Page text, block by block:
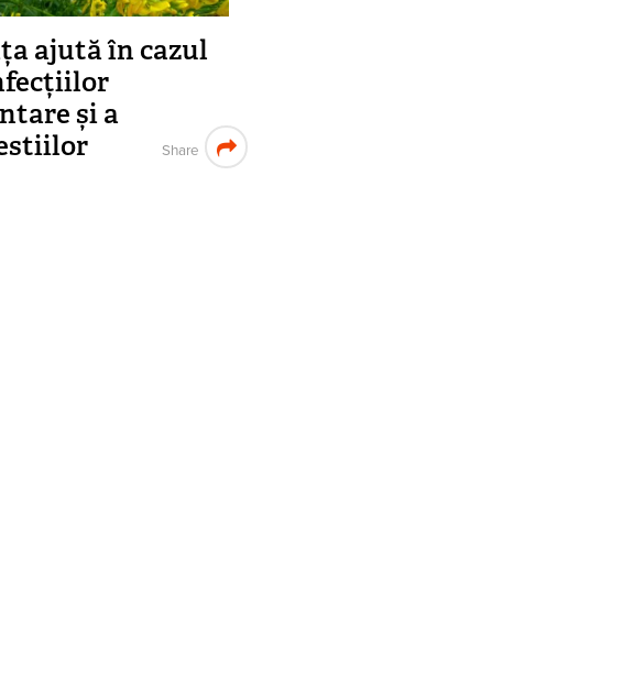
ajută în cazul
și a
Share